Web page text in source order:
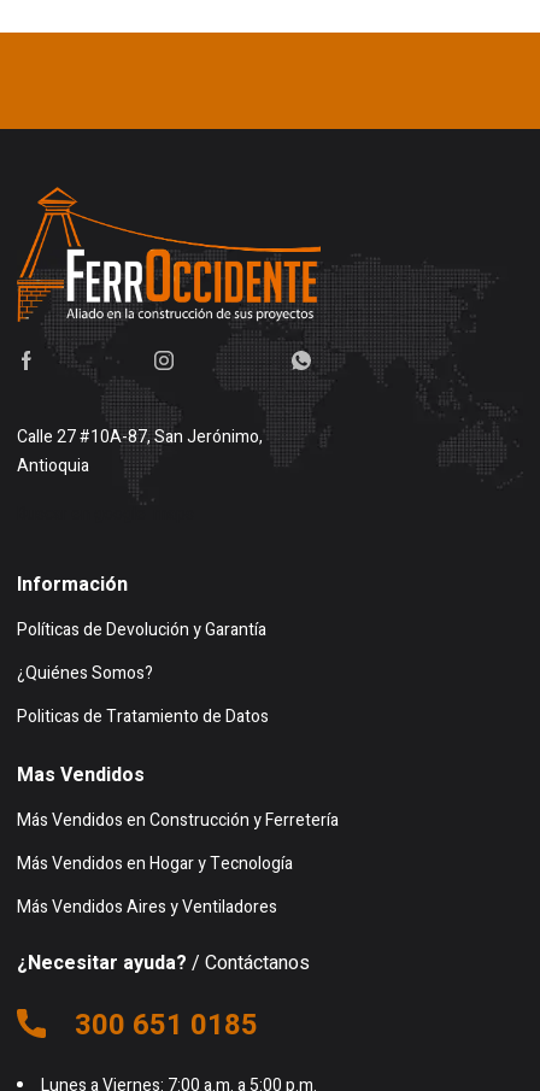
Calle 27 #10A-87, San Jerónimo,
Antioquia
Información
Políticas de Devolución y Garantía
¿Quiénes Somos?
Politicas de Tratamiento de Datos
Mas Vendidos
Más Vendidos en Construcción y Ferretería
Más Vendidos en Hogar y Tecnología
Más Vendidos Aires y Ventiladores
¿Necesitar ayuda? / Contáctanos
300 651 0185
Lunes a Viernes: 7:00 a.m. a 5:00 p.m.